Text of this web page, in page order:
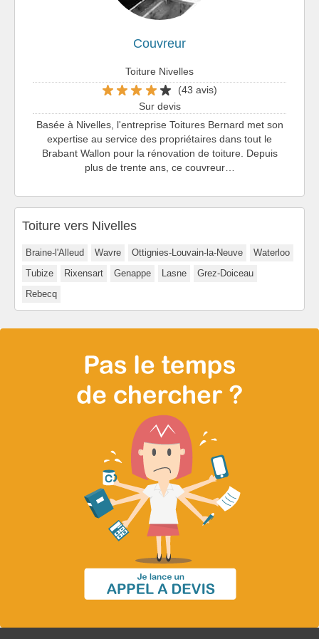
Couvreur
Toiture Nivelles
(43 avis)
Sur devis
Basée à Nivelles, l'entreprise Toitures Bernard met son
expertise au service des propriétaires dans tout le
Brabant Wallon pour la rénovation de toiture. Depuis
plus de trente ans, ce couvreur…
Toiture vers Nivelles
Braine-l'Alleud Wavre Ottignies-Louvain-la-Neuve
Waterloo
Tubize
Rixensart Genappe Lasne
Grez-Doiceau
Rebecq